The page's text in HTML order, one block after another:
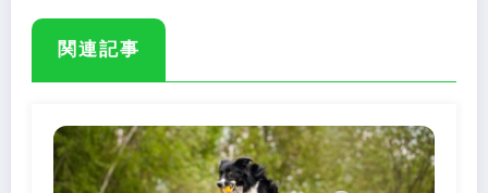
関連記事